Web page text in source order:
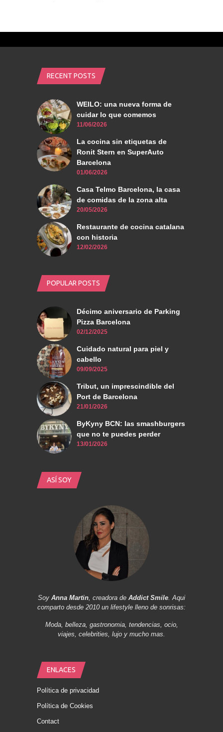
RECENT POSTS
WEILO: una nueva forma de
cuidar lo que comemos
11/06/2026
La cocina sin etiquetas de
Ronit Stern en SuperAuto
Barcelona
01/06/2026
Casa Telmo Barcelona, la casa
de comidas de la zona alta
20/05/2026
Restaurante de cocina catalana
con historia
12/02/2026
POPULAR POSTS
Décimo aniversario de Parking
Pizza Barcelona
02/12/2025
Cuidado natural para piel y
cabello
09/09/2025
Tribut, un imprescindible del
Port de Barcelona
21/01/2026
ByKyny BCN: las smashburgers
que no te puedes perder
13/01/2026
ASÍ SOY
Soy Anna Martin, creadora de Addict Smile. Aqui
comparto desde 2010 un lifestyle lleno de sonrisas:
Moda, belleza, gastronomia, tendencias, ocio,
viajes, celebrities, lujo y mucho mas.
ENLACES
Política de privacidad
Política de Cookies
Contact